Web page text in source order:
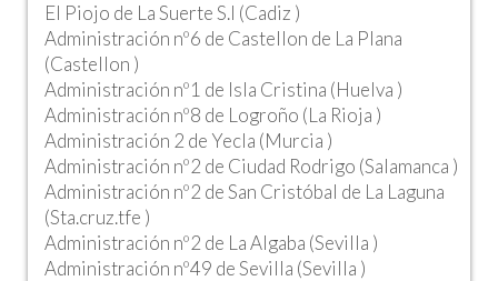
El Piojo de La Suerte S.l (Cadiz )
Administración nº6 de Castellon de La Plana
(Castellon )
Administración nº1 de Isla Cristina (Huelva )
Administración nº8 de Logroño (La Rioja )
Administración 2 de Yecla (Murcia )
Administración nº2 de Ciudad Rodrigo (Salamanca )
Administración nº2 de San Cristóbal de La Laguna
(Sta.cruz.tfe )
Administración nº2 de La Algaba (Sevilla )
Administración nº49 de Sevilla (Sevilla )